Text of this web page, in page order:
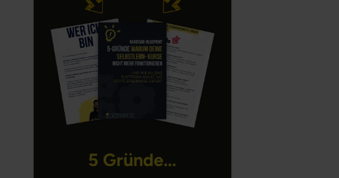
5 Gründe...